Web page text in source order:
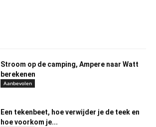
Stroom op de camping, Ampere naar Watt
berekenen
Aanbevolen
Een tekenbeet, hoe verwijder je de teek en
hoe voorkom je...